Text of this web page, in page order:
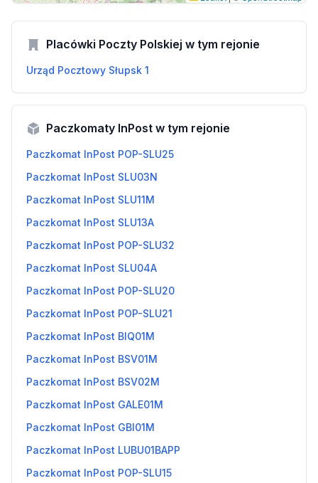
Placówki Poczty Polskiej w tym rejonie
Urząd Pocztowy Słupsk 1
Paczkomaty InPost w tym rejonie
Paczkomat InPost POP-SLU25
Paczkomat InPost SLU03N
Paczkomat InPost SLU11M
Paczkomat InPost SLU13A
Paczkomat InPost POP-SLU32
Paczkomat InPost SLU04A
Paczkomat InPost POP-SLU20
Paczkomat InPost POP-SLU21
Paczkomat InPost BIQ01M
Paczkomat InPost BSV01M
Paczkomat InPost BSV02M
Paczkomat InPost GALE01M
Paczkomat InPost GBI01M
Paczkomat InPost LUBU01BAPP
Paczkomat InPost POP-SLU15